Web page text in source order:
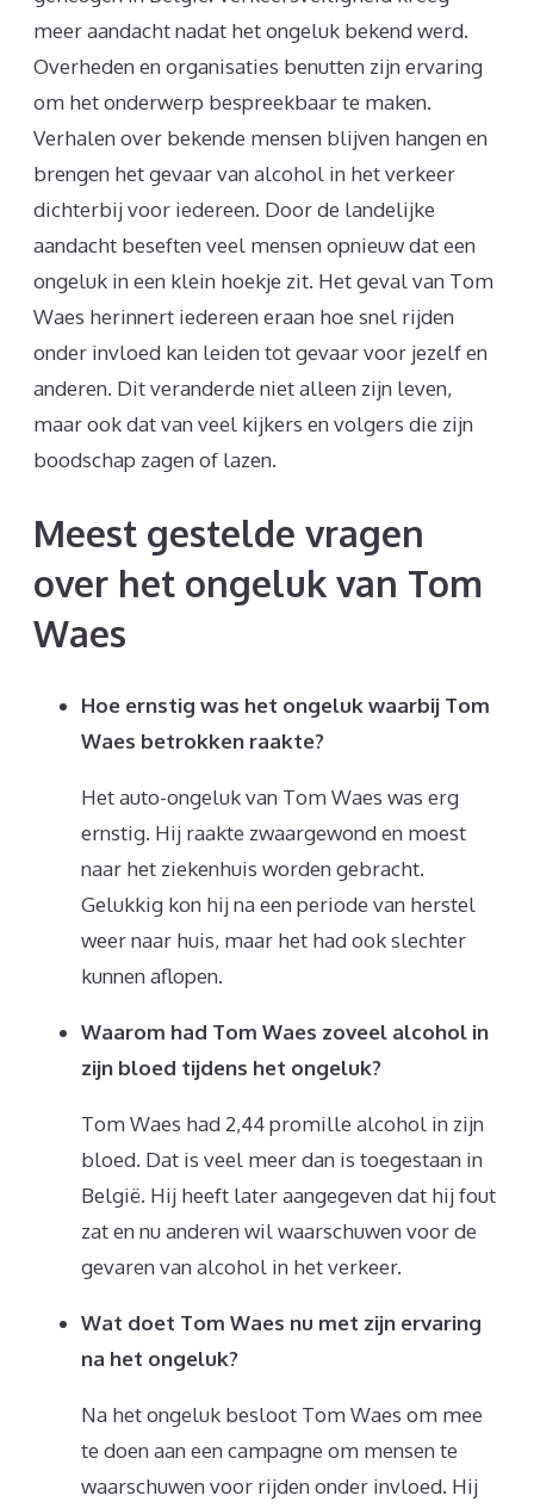
meer aandacht nadat het ongeluk bekend werd.
Overheden en organisaties benutten zijn ervaring
om het onderwerp bespreekbaar te maken.
Verhalen over bekende mensen blijven hangen en
brengen het gevaar van alcohol in het verkeer
dichterbij voor iedereen. Door de landelijke
aandacht beseften veel mensen opnieuw dat een
ongeluk in een klein hoekje zit. Het geval van Tom
Waes herinnert iedereen eraan hoe snel rijden
onder invloed kan leiden tot gevaar voor jezelf en
anderen. Dit veranderde niet alleen zijn leven,
maar ook dat van veel kijkers en volgers die zijn
boodschap zagen of lazen.
Meest gestelde vragen
over het ongeluk van Tom
Waes
Hoe ernstig was het ongeluk waarbij Tom
Waes betrokken raakte?
Het auto-ongeluk van Tom Waes was erg
ernstig. Hij raakte zwaargewond en moest
naar het ziekenhuis worden gebracht.
Gelukkig kon hij na een periode van herstel
weer naar huis, maar het had ook slechter
kunnen aflopen.
Waarom had Tom Waes zoveel alcohol in
zijn bloed tijdens het ongeluk?
Tom Waes had 2,44 promille alcohol in zijn
bloed. Dat is veel meer dan is toegestaan in
België. Hij heeft later aangegeven dat hij fout
zat en nu anderen wil waarschuwen voor de
gevaren van alcohol in het verkeer.
Wat doet Tom Waes nu met zijn ervaring
na het ongeluk?
Na het ongeluk besloot Tom Waes om mee
te doen aan een campagne om mensen te
waarschuwen voor rijden onder invloed. Hij